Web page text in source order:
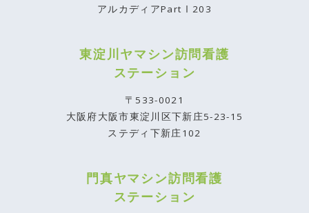
アルカディアPartⅠ203
東淀川ヤマシン訪問看護
ステーション
〒533-0021
大阪府大阪市東淀川区下新庄5-23-15
ステディ下新庄102
門真ヤマシン訪問看護
ステーション